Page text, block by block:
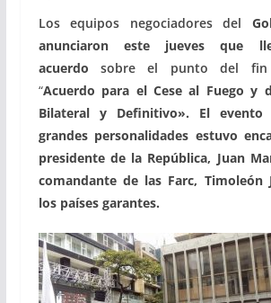
Los equipos negociadores del
anunciaron este jueves que
acuerdo sobre el punto del fin
“Acuerdo para el Cese al Fuego y
Bilateral y Definitivo». El
grandes personalidades estuvo
presidente de la República, Juan
comandante de las Farc, Timoleón
los países garantes.